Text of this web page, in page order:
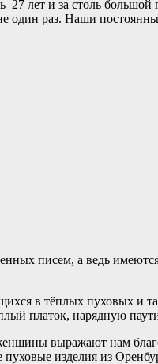
лет и за столь
раз. Наши
писем, а ведь
в тёплых пуховых и
платок, нарядную
выражают нам
изделия из